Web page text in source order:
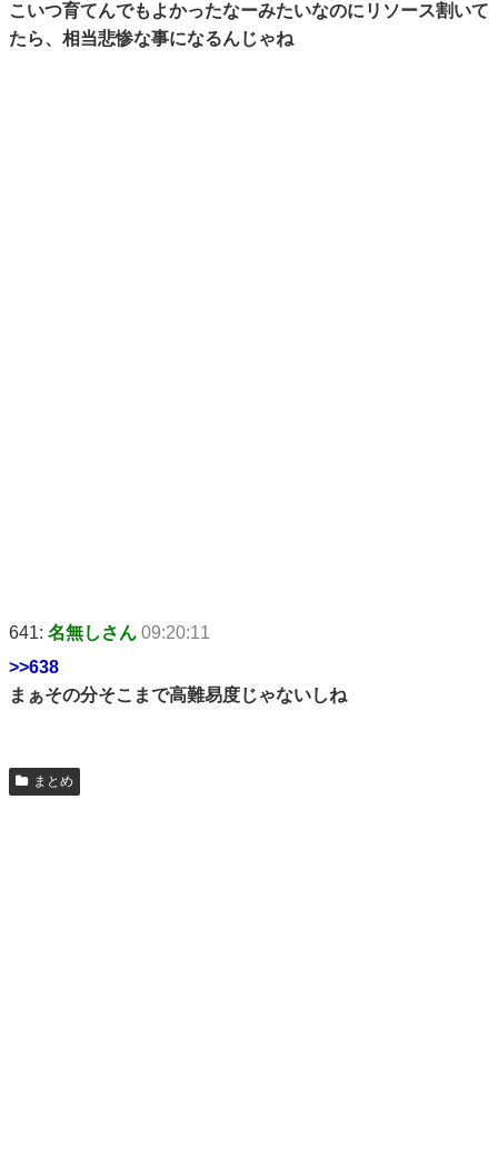
こいつ育てんでもよかったなーみたいなのにリソース割いて
たら、相当悲惨な事になるんじゃね
641: 名無しさん 09:20:11
>>638
まぁその分そこまで高難易度じゃないしね
まとめ